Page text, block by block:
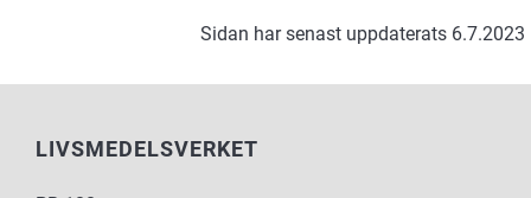
Sidan har senast uppdaterats 6.7.2023
LIVSMEDELSVERKET